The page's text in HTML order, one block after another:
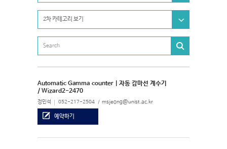
2차 카테고리 보기
Automatic Gamma counter | 자동 감마선 계수기
/ Wizard2-2470
정민석 052-217-2504 msjeong@unist.ac.kr
예약하기